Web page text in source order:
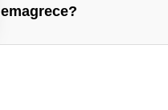
emagrece?